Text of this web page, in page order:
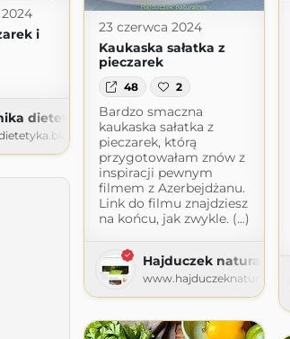
i
dietetyka
23 czerwca 2024
Kaukaska sałatka z
pieczarek
48 2
Bardzo smaczna
kaukaska sałatka z
pieczarek, którą
przygotowałam znów z
inspiracji pewnym
filmem z Azerbejdżanu.
Link do filmu znajdziesz
na końcu, jak zwykle. (...)
Hajduczek naturalnie
www.hajduczeknaturalnie.pl
kuchnia